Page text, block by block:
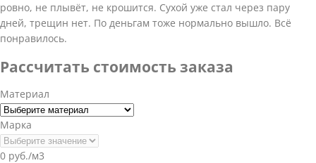
ровно, не плывёт, не крошится. Сухой уже стал через пару
дней, трещин нет. По деньгам тоже нормально вышло. Всё
понравилось.
Рассчитать стоимость заказа
Материал
Марка
0 руб./м3